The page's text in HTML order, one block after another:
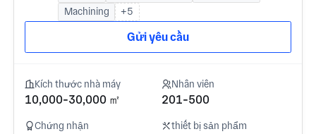
Machining
+5
Gửi yêu cầu
Kích thước nhà máy
10,000-30,000 ㎡
Nhân viên
201-500
Chứng nhận thiết bị sản phẩm